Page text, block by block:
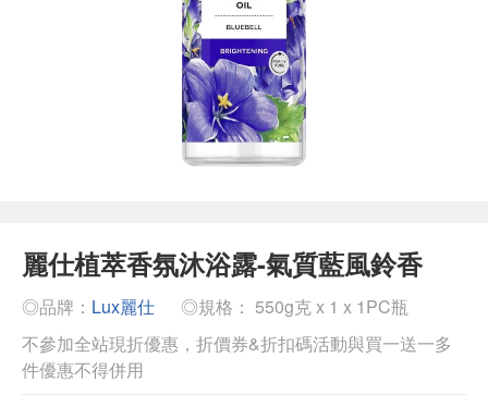
麗仕植萃香氛沐浴露-氣質藍風鈴香
◎品牌： Lux麗仕
◎規格： 550g克 x 1 x 1PC瓶
不參加全站現折優惠，折價券&折扣碼活動與買一送一多
件優惠不得併用